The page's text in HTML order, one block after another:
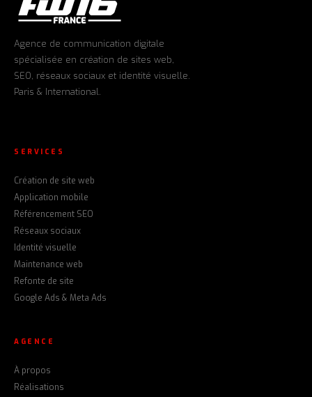
Agence de communication digitale
spécialisée en création de sites web,
SEO, réseaux sociaux et identité visuelle.
Paris & International.
SERVICES
Création de site web
Application mobile
Référencement SEO
Réseaux sociaux
Identité visuelle
Maintenance web
Refonte de site
Google Ads & Meta Ads
AGENCE
À propos
Réalisations